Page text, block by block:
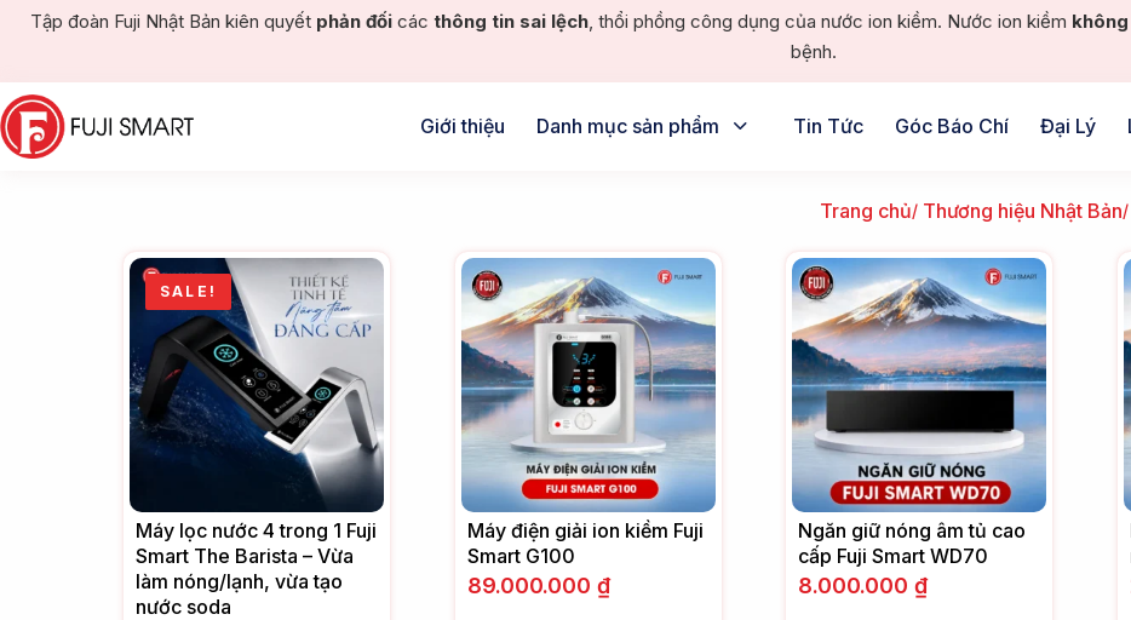
Tập đoàn Fuji Nhật Bản kiên quyết phản đối các thông tin sai lệch, thổi phồng công dụng của nước ion kiềm. Nước ion kiềm
bệnh.
Giới thiệu Danh mục sản phẩm Tin Tức Góc Báo Chí Đại Lý
Trang chủ Thương hiệu Nhật Bản
SALE!
Máy lọc nước 4 trong 1 Fuji
Smart The Barista – Vừa
làm nóng/lạnh, vừa tạo
nước soda
Máy điện giải ion kiềm Fuji
Smart G100
89.000.000 ₫
Ngăn giữ nóng âm tủ cao
cấp Fuji Smart WD70
8.000.000₫